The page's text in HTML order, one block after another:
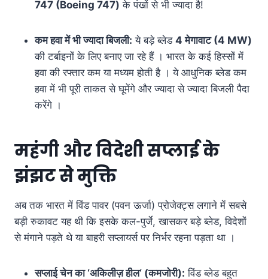
747 (Boeing 747) के पंखों से भी ज्यादा है!
कम हवा में भी ज्यादा बिजली: ये बड़े ब्लेड 4मेगावाट (4 MW)
की टर्बाइनों के लिए बनाए जा रहे हैं । भारत के कई हिस्सों में
हवा की रफ्तार कम या मध्यम होती है । ये आधुनिक ब्लेड कम
हवा में भी पूरी ताकत से घूमेंगे और ज्यादा से ज्यादा बिजली पैदा
करेंगे ।
महंगी और विदेशी सप्लाई के
झंझट से मुक्ति
अब तक भारत में विंड पावर (पवन ऊर्जा) प्रोजेक्ट्स लगाने में सबसे
बड़ी रुकावट यह थी कि इसके कल-पुर्जे, खासकर बड़े ब्लेड, विदेशों
से मंगाने पड़ते थे या बाहरी सप्लायर्स पर निर्भर रहना पड़ता था ।
सप्लाई चेन का ‘अकिलीज़ हील‘ (कमजोरी): विंड ब्लेड बहुत